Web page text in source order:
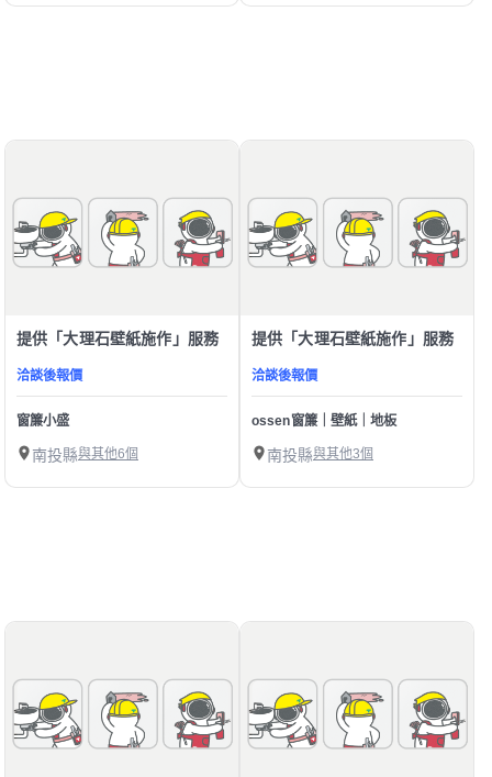
提供「大理石壁紙施作」服務
洽談後報價
窗簾小盛
南投縣與其他6個
提供「大理石壁紙施作」服務
洽談後報價
ossen窗簾｜壁紙｜地板
南投縣與其他3個